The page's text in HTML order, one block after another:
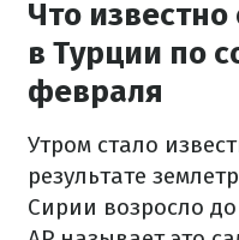
Что
в Турции по
февраля
Утром стало
результате
Сирии возросло